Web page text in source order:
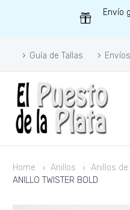
Envío
Guía de Tallas Envíos
Home Anillos
Anillos
ANILLO TWISTER BOLD